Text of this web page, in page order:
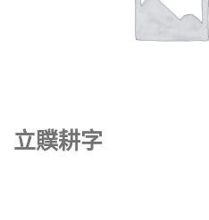
立贌耕字